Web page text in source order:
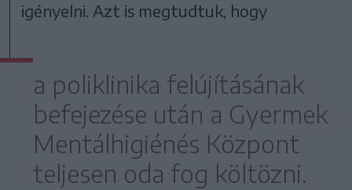
igényelni. Azt is megtudtuk, hogy
a poliklinika felújításának
befejezése után a Gyermek
Mentálhigiénés Központ
teljesen oda fog költözni.